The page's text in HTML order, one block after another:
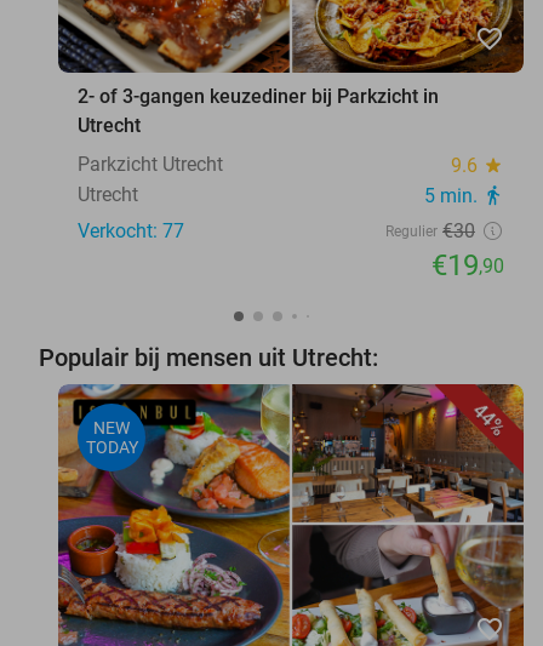
favorite_border
2- of 3-gangen keuzediner bij Parkzicht in
Utrecht
Parkzicht Utrecht
9.6 star
Utrecht 5 min. directions_walk
Verkocht: 77 Regulier €30
€19,90
Populair bij mensen uit Utrecht:
44%
NEW
TODAY
favorite_border